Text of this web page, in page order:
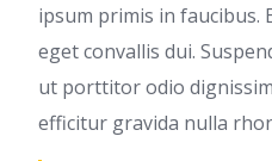
ipsum primis in faucibus.
eget convallis dui.
ut porttitor odio
efficitur gravida nulla